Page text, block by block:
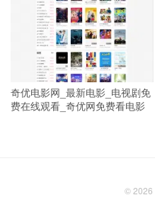
奇优电影网_最新电影_电视剧免
费在线观看_奇优网免费看电影
© 2026